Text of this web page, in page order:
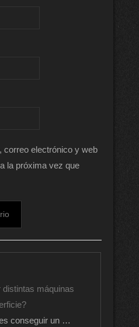
correo electrónico y web
la próxima vez que
máquinas
conseguir un …